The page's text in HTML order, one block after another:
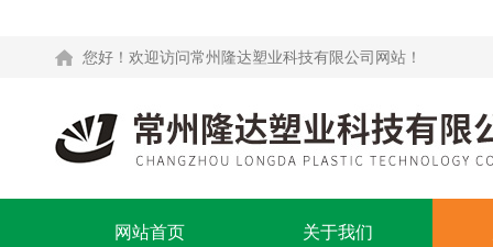
您好！欢迎访问常州隆达塑业科技有限公司网站！
网站首页 关于我们